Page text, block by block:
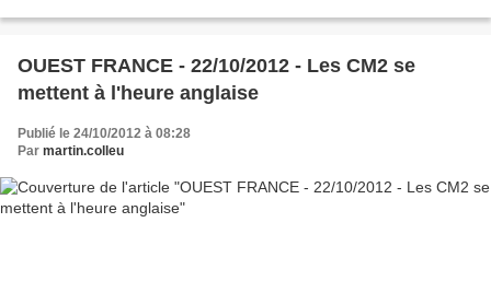
OUEST FRANCE - 22/10/2012 - Les CM2 se
mettent à l'heure anglaise
Publié le 24/10/2012 à 08:28
Par martin.colleu